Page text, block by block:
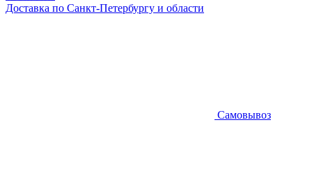
Доставка по Санкт-Петербургу и области
Самовывоз